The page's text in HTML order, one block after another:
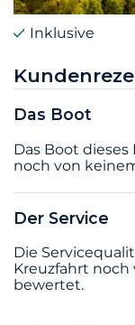
Inklusive
Das Boot
Das Boot
noch von
Der Service
Die
Kreuzfahrt
bewertet.